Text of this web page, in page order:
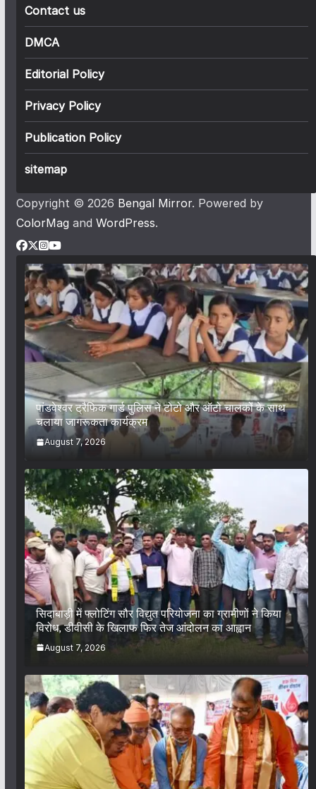
Contact us
DMCA
Editorial Policy
Privacy Policy
Publication Policy
sitemap
Copyright © 2026 Bengal Mirror. Powered by
ColorMag and WordPress.
पांडवेश्वर ट्रैफिक गार्ड पुलिस ने टोटो और ऑटो चालकों के साथ
चलाया जागरूकता कार्यक्रम
August 7, 2026
सिदाबाड़ी में फ्लोटिंग सौर विद्युत परियोजना का ग्रामीणों ने किया
विरोध, डीवीसी के खिलाफ फिर तेज आंदोलन का आह्वान
August 7, 2026